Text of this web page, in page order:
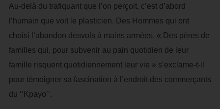
Au-delà du trafiquant que l’on perçoit, c’est d’abord
l’humain que voit le plasticien. Des Hommes qui ont
choisi l’abandon desvols à mains armées. « Des pères de
familles qui, pour subvenir au pain quotidien de leur
famille risquent quotidiennement leur vie » s’exclame-t-il
pour témoigner sa fascination à l’endroit des commerçants
du ‘’Kpayo’’.